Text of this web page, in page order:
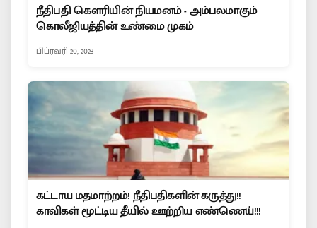
நீதிபதி கௌரியின் நியமனம் - அம்பலமாகும்
கொலீஜியத்தின் உண்மை முகம்
பிப்ரவரி 20, 2023
கட்டாய மதமாற்றம்! நீதிபதிகளின் கருத்து!!
காவிகள் மூட்டிய தீயில் ஊற்றிய எண்ணெய்!!!